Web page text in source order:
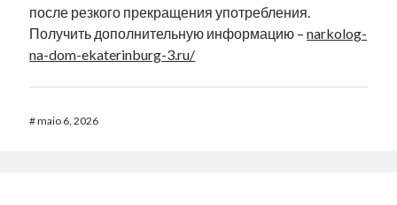
после резкого прекращения употребления.
Получить дополнительную информацию –narkolog-
na-dom-ekaterinburg-3.ru/
#maio 6, 2026